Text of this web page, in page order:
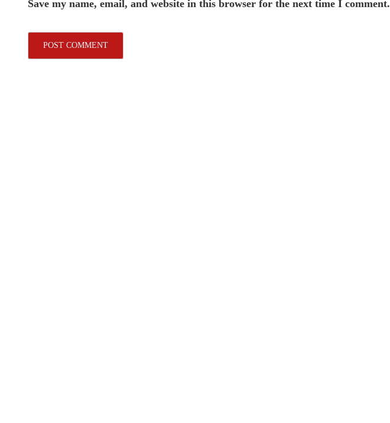
Save my name, email, and website in this browser for the next time I comment.